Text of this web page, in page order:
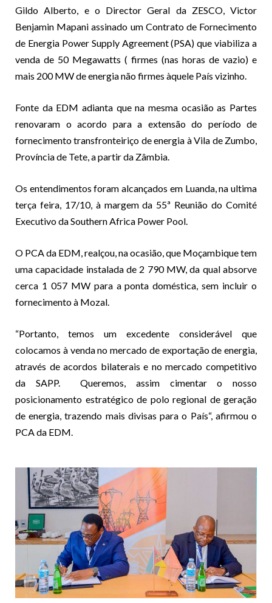
Gildo Alberto, e o Director Geral da ZESCO, Victor
Benjamin Mapani assinado um Contrato de Fornecimento
de Energia Power Supply Agreement (PSA) que viabiliza a
venda de 50 Megawatts ( firmes (nas horas de vazio) e
mais 200 MW de energia não firmes àquele País vizinho.
Fonte da EDM adianta que na mesma ocasião as Partes
renovaram o acordo para a extensão do período de
fornecimento transfronteiriço de energia à Vila de Zumbo,
Província de Tete, a partir da Zâmbia.
Os entendimentos foram alcançados em Luanda, na ultima
terça feira, 17/10, à margem da 55ª Reunião do Comité
Executivo da Southern Africa Power Pool.
O PCA da EDM, realçou, na ocasião, que Moçambique tem
uma capacidade instalada de 2 790 MW, da qual absorve
cerca 1 057 MW para a ponta doméstica, sem incluir o
fornecimento à Mozal.
“Portanto, temos um excedente considerável que
colocamos à venda no mercado de exportação de energia,
através de acordos bilaterais e no mercado competitivo
da SAPP. Queremos, assim cimentar o nosso
posicionamento estratégico de polo regional de geração
de energia, trazendo mais divisas para o País“, afirmou o
PCA da EDM.